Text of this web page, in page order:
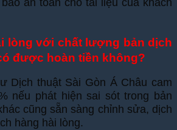
an toàn cho tài liệu của khách
lòng với chất lượng bản dịch
được hoàn tiền không?
Dịch thuật Sài Gòn Á Châu cam
nếu phát hiện sai sót trong bản
cũng sẵn sàng chỉnh sửa, dịch
hàng hài lòng.